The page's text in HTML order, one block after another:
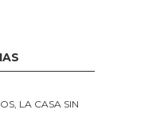
LA CASA SIN